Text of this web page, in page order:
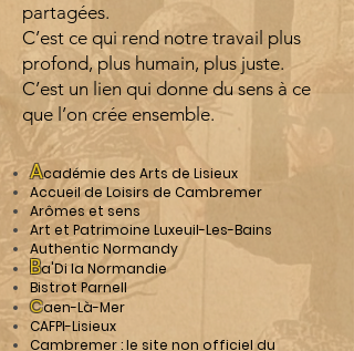
partagées.
C’est ce qui rend notre travail plus
profond, plus humain, plus juste.
C’est un lien qui donne du sens à ce
que l’on crée ensemble.
Académie des Arts de Lisieux
Accueil de Loisirs de Cambremer
Arômes et sens
Art et Patrimoine Luxeuil-Les-Bains
Authentic Normandy
Ba'Di la Normandie
Bistrot Parnell
Caen-Là-Mer
CAFPI-Lisieux
Cambremer : le site non officiel du